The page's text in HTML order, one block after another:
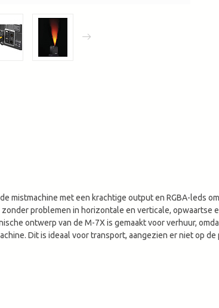
mistmachine met een krachtige output en RGBA-leds
problemen in horizontale en verticale, opwaartse
ontwerp van de M-7X is gemaakt voor verhuur,
Dit is ideaal voor transport, aangezien er niet op de